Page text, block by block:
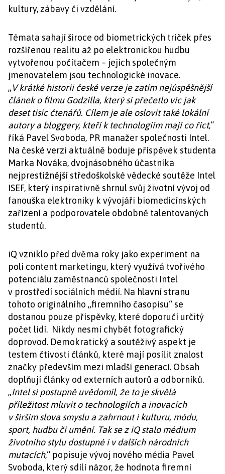
kultury, zábavy či vzdělání.
Témata sahají široce od biometrických triček přes
rozšířenou realitu až po elektronickou hudbu
vytvořenou počítačem – jejich společným
jmenovatelem jsou technologické inovace.
„V krátké historii české verze je zatím nejúspěšnější
článek o filmu Godzilla, který si přečetlo víc jak
deset tisíc čtenářů. Cílem je ale oslovit také lokální
autory a bloggery, kteří k technologiím mají co říct,“
říká Pavel Svoboda, PR manažer společnosti Intel.
Na české verzi aktuálně boduje příspěvek studenta
Marka Nováka, dvojnásobného účastníka
nejprestižnější středoškolské vědecké soutěže Intel
ISEF, který inspirativně shrnul svůj životní vývoj od
fanouška elektroniky k vývojáři biomedicínských
zařízení a podporovatele obdobně talentovaných
studentů.
iQ vzniklo před dvěma roky jako experiment na
poli content marketingu, který využívá tvořivého
potenciálu zaměstnanců společnosti Intel
v prostředí sociálních médií. Na hlavní stranu
tohoto originálního „firemního časopisu“ se
dostanou pouze příspěvky, které doporučí určitý
počet lidí. Nikdy nesmí chybět fotografický
doprovod. Demokratický a soutěživý aspekt je
testem čtivosti článků, které mají posílit znalost
značky především mezi mladší generací. Obsah
doplňují články od externích autorů a odborníků.
„Intel si postupně uvědomil, že to je skvělá
příležitost mluvit o technologiích a inovacích
v širším slova smyslu a zahrnout i kulturu, módu,
sport, hudbu či umění. Tak se z iQ stalo médium
životního stylu dostupné i v dalších národních
mutacích,“ popisuje vývoj nového média Pavel
Svoboda, který sdílí názor, že hodnota firemní